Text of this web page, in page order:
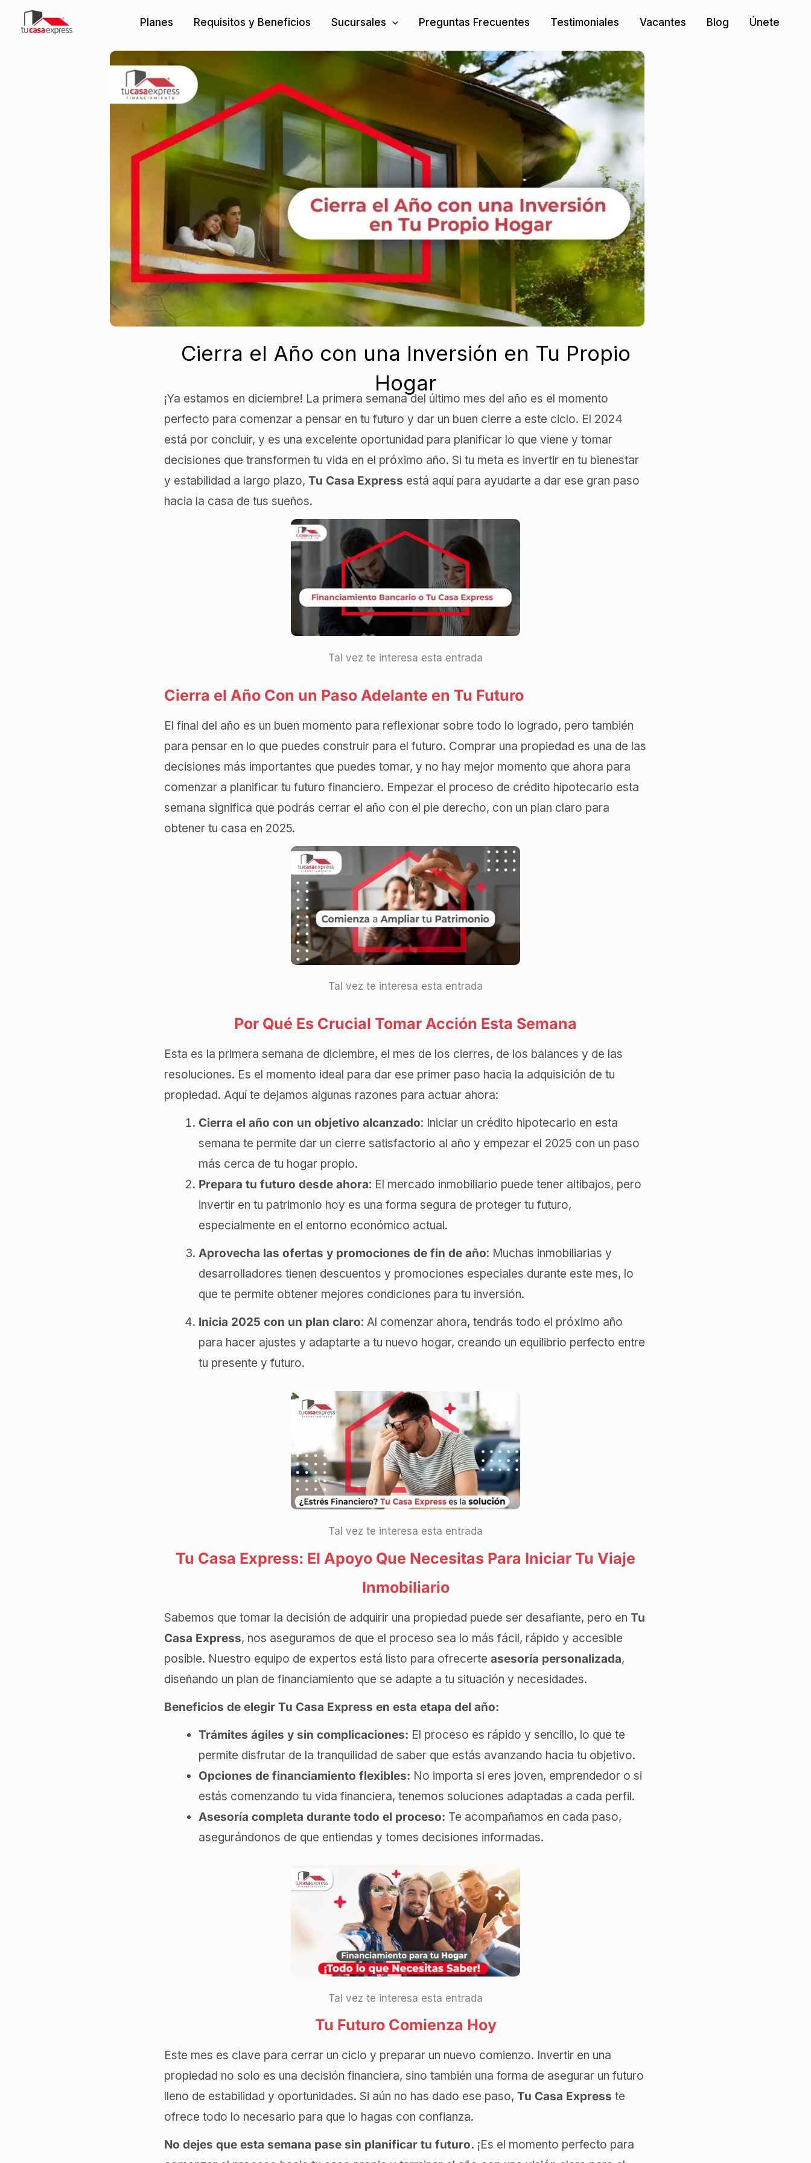
Planes Requisitos y Beneficios Sucursales Preguntas Frecuentes Testimoniales Vacantes Blog Únete
Cierra el Año con una Inversión en Tu Propio
Hogar
¡Ya estamos en diciembre! La primera semana del último mes del año es el momento
perfecto para comenzar a pensar en tu futuro y dar un buen cierre a este ciclo. El 2024
está por concluir, y es una excelente oportunidad para planificar lo que viene y tomar
decisiones que transformen tu vida en el próximo año. Si tu meta es invertir en tu bienestar
y estabilidad a largo plazo, Tu Casa Express está aquí para ayudarte a dar ese gran paso
hacia la casa de tus sueños.
Tal vez te interesa esta entrada
Cierra el Año Con un Paso Adelante en Tu Futuro
El final del año es un buen momento para reflexionar sobre todo lo logrado, pero también
para pensar en lo que puedes construir para el futuro. Comprar una propiedad es una de las
decisiones más importantes que puedes tomar, y no hay mejor momento que ahora para
comenzar a planificar tu futuro financiero. Empezar el proceso de crédito hipotecario esta
semana significa que podrás cerrar el año con el pie derecho, con un plan claro para
obtener tu casa en 2025.
Tal vez te interesa esta entrada
Por Qué Es Crucial Tomar Acción Esta Semana
Esta es la primera semana de diciembre, el mes de los cierres, de los balances y de las
resoluciones. Es el momento ideal para dar ese primer paso hacia la adquisición de tu
propiedad. Aquí te dejamos algunas razones para actuar ahora:
Cierra el año con un objetivo alcanzado: Iniciar un crédito hipotecario en esta
semana te permite dar un cierre satisfactorio al año y empezar el 2025 con un paso
más cerca de tu hogar propio.
Prepara tu futuro desde ahora: El mercado inmobiliario puede tener altibajos, pero
invertir en tu patrimonio hoy es una forma segura de proteger tu futuro,
especialmente en el entorno económico actual.
Aprovecha las ofertas y promociones de fin de año: Muchas inmobiliarias y
desarrolladores tienen descuentos y promociones especiales durante este mes, lo
que te permite obtener mejores condiciones para tu inversión.
Inicia 2025 con un plan claro: Al comenzar ahora, tendrás todo el próximo año
para hacer ajustes y adaptarte a tu nuevo hogar, creando un equilibrio perfecto entre
tu presente y futuro.
Tal vez te interesa esta entrada
Tu Casa Express: El Apoyo Que Necesitas Para Iniciar Tu Viaje
Inmobiliario
Sabemos que tomar la decisión de adquirir una propiedad puede ser desafiante, pero en Tu
Casa Express, nos aseguramos de que el proceso sea lo más fácil, rápido y accesible
posible. Nuestro equipo de expertos está listo para ofrecerte asesoría personalizada,
diseñando un plan de financiamiento que se adapte a tu situación y necesidades.
Beneficios de elegir Tu Casa Express en esta etapa del año:
Trámites ágiles y sin complicaciones: El proceso es rápido y sencillo, lo que te
permite disfrutar de la tranquilidad de saber que estás avanzando hacia tu objetivo.
Opciones de financiamiento flexibles: No importa si eres joven, emprendedor o si
estás comenzando tu vida financiera, tenemos soluciones adaptadas a cada perfil.
Asesoría completa durante todo el proceso: Te acompañamos en cada paso,
asegurándonos de que entiendas y tomes decisiones informadas.
Tal vez te interesa esta entrada
Tu Futuro Comienza Hoy
Este mes es clave para cerrar un ciclo y preparar un nuevo comienzo. Invertir en una
propiedad no solo es una decisión financiera, sino también una forma de asegurar un futuro
lleno de estabilidad y oportunidades. Si aún no has dado ese paso, Tu Casa Express te
ofrece todo lo necesario para que lo hagas con confianza.
No dejes que esta semana pase sin planificar tu futuro. ¡Es el momento perfecto para